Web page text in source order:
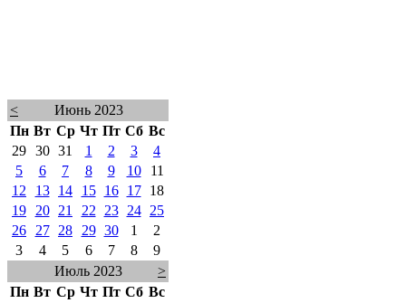
<
Июнь 2023
Пн Вт Ср Чт Пт Сб Вс
29 30 31 1 2 3
4
5
6 7 8 9 10
11
12
13 14 15 16 17
18
19
20 21 22 23 24
25
26
27 28 29 30 1
2
3
4 5 6 7 8
9
Июль 2023
>
Пн Вт Ср Чт Пт Сб Вс